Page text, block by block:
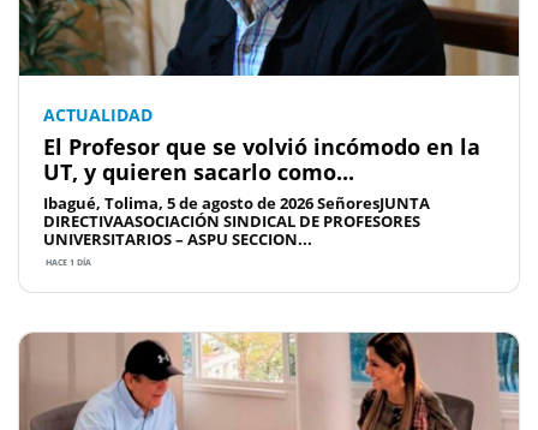
ACTUALIDAD
El Profesor que se volvió incómodo en la
UT, y quieren sacarlo como...
Ibagué, Tolima, 5 de agosto de 2026 SeñoresJUNTA
DIRECTIVAASOCIACIÓN SINDICAL DE PROFESORES
UNIVERSITARIOS – ASPU SECCION...
HACE 1 DÍA